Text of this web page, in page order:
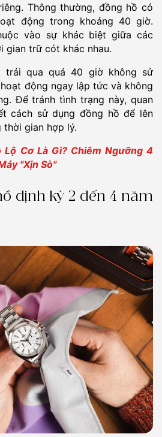
Thông thường, đồng hồ có
động trong khoảng 40 giờ.
vào sự khác biệt giữa các
gian trữ cót khác nhau.
trải qua quá 40 giờ không sử
động ngay lập tức và không
Để tránh tình trạng này, quan
cách sử dụng đồng hồ để lên
gian hợp lý.
Lộ Cơ Là Gì? Chiêm Ngưỡng 4
"Xịn Sò"
định kỳ 2 đến 4 năm